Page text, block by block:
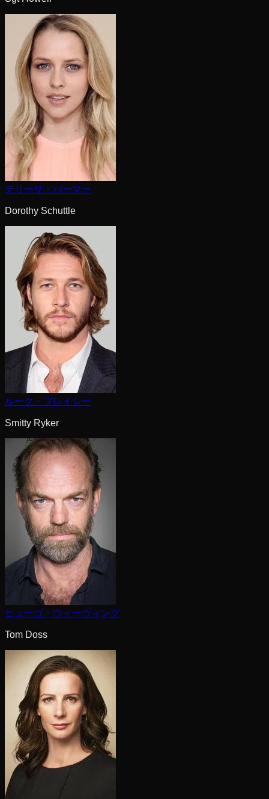
テリーサ・パーマー
Dorothy Schuttle
ルーク・ブレイシー
Smitty Ryker
ヒューゴ・ウィーヴィング
Tom Doss